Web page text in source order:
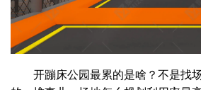
开蹦床公园最累的是啥？不是找